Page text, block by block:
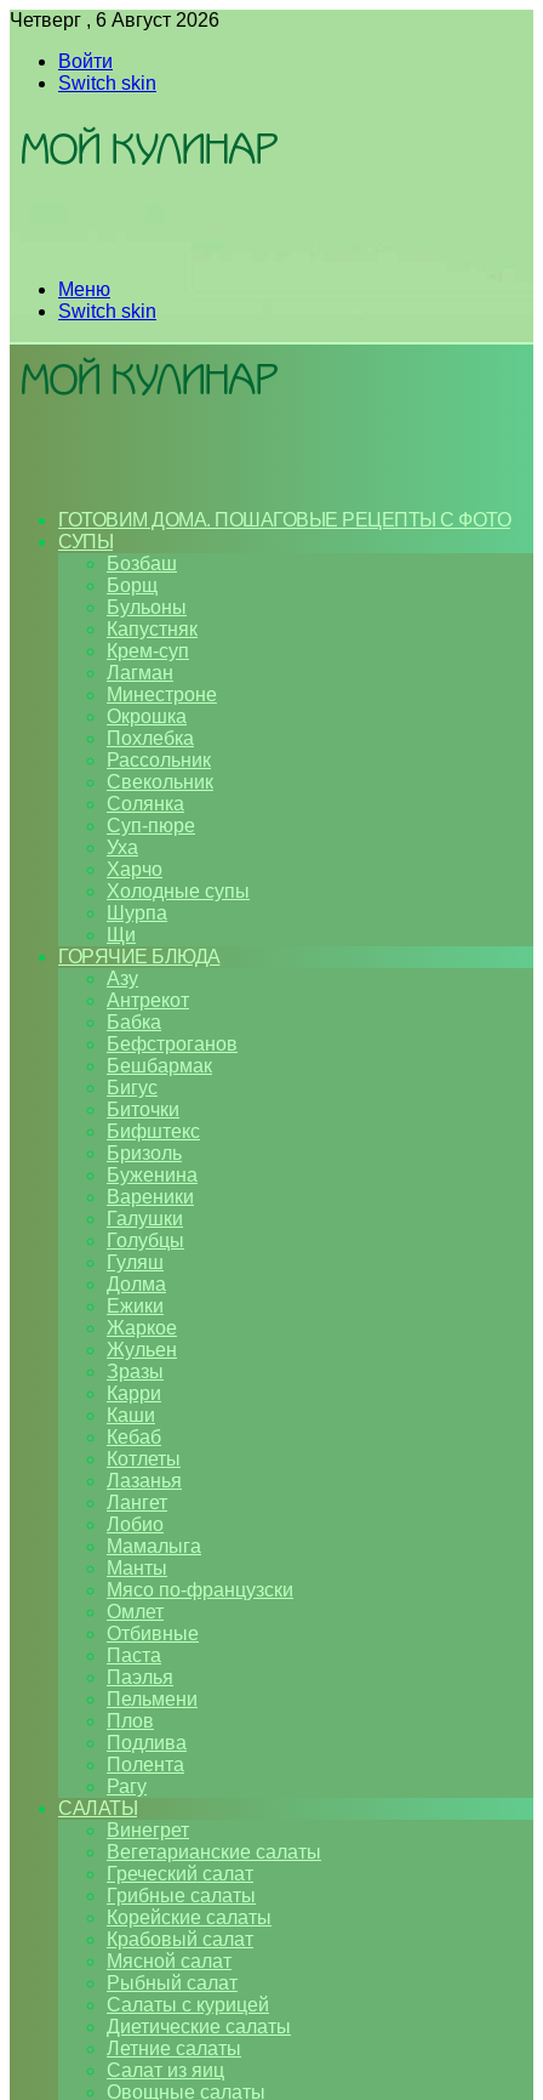
Четверг , 6 Август 2026
Войти
Switch skin
Меню
Switch skin
ГОТОВИМ ДОМА. ПОШАГОВЫЕ РЕЦЕПТЫ С ФОТО
СУПЫ
Бозбаш
Борщ
Бульоны
Капустняк
Крем-суп
Лагман
Минестроне
Окрошка
Похлебка
Рассольник
Свекольник
Солянка
Суп-пюре
Уха
Харчо
Холодные супы
Шурпа
Щи
ГОРЯЧИЕ БЛЮДА
Азу
Антрекот
Бабка
Бефстроганов
Бешбармак
Бигус
Биточки
Бифштекс
Бризоль
Буженина
Вареники
Галушки
Голубцы
Гуляш
Долма
Ежики
Жаркое
Жульен
Зразы
Карри
Каши
Кебаб
Котлеты
Лазанья
Лангет
Лобио
Мамалыга
Манты
Мясо по-французски
Омлет
Отбивные
Паста
Паэлья
Пельмени
Плов
Подлива
Полента
Рагу
САЛАТЫ
Винегрет
Вегетарианские салаты
Греческий салат
Грибные салаты
Корейские салаты
Крабовый салат
Мясной салат
Рыбный салат
Салаты с курицей
Диетические салаты
Летние салаты
Салат из яиц
Овощные салаты